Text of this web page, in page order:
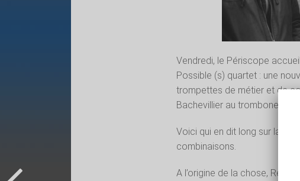
Vendredi, le Périscope
Possible (s) quartet : une
trompettes de métier et de
Bachevillier au trombone. Un
Voici qui en dit long sur la
combinaisons.
A l’origine de la chose, Rémi